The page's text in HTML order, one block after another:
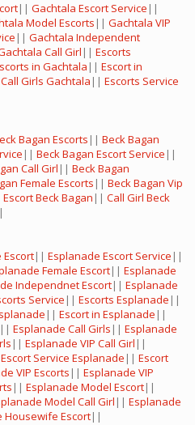
|| Gachtala Escort Service ||
Model Escorts || Gachtala VIP
|| Gachtala Independent
Call Girl || Escorts
in Gachtala || Escort in
Call Girls Gachtala || Escorts Service
Bagan Escorts || Beck Bagan
|| Beck Bagan Escort Service ||
Call Girl || Beck Bagan
Female Escorts || Beck Bagan Vip
Escort Beck Bagan || Call Girl Beck
Escort|| Esplanade Escort Service ||
Female Escort|| Esplanade
Independnet Escort|| Esplanade
Service || Escorts Esplanade ||
|| Escort in Esplanade ||
|| Esplanade Call Girls || Esplanade
|| Esplanade VIP Call Girl ||
Escort Service Esplanade || Escort
VIP Escorts || Esplanade VIP
|| Esplanade Model Escort||
Model Call Girl || Esplanade
Housewife Escort||